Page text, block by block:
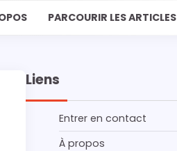
PARCOURIR LES ARTICLES
Liens
Entrer en contact
À propos